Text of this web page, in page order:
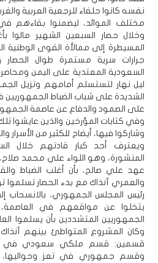
نفسه كانوا حلفاء للرجعية العربية
مختلف الموائد، ليضمنوا بقاءهم
وخلال حصار السبعين الشهير مالوا
المسيطرة إلى ممالأة القوى الوطنية
جرارات سرية مستمرة طوال
السعودية المعتدية على اليمن
ليل نهار لتستسلم أمامهم وتزيل
الشديدة على شباب الضباط الجمهوريين
على الصمود والدفاع عن عاصمة
وفي كتابات المؤرخين والذين عايشوا
وشاركوا فيها، أيضاح للكثير من
ويعترف أحد كبار قادتهم خلال
المنشورة، وهو اللواء علي محمد صلاح،
عهد علي صالح، بأن أغلب الضباط
والعمري آنذاك مع بدء الحصار تسلموا
رئيس المجلس الجمهوري، بالانسحاب
يتخلوا عن مواقعهم في
الجمهوريين المتشددين بأن يسلموا
وكان المشروع المتواطئ بينهم
قسمين: قسم ملكي سعودي في
وقسم جمهوري في تعز وحواليها،